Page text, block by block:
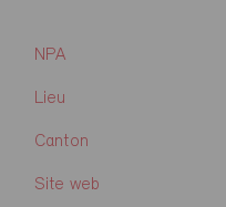
NPA
Lieu
Canton
Site web